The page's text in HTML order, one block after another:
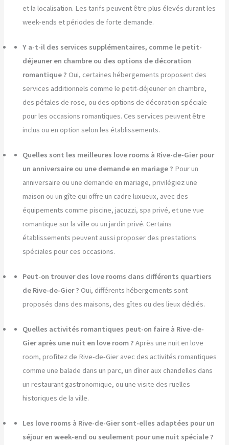
et la localisation. Les tarifs peuvent être plus élevés durant les
week-ends et périodes de forte demande.
Y a-t-il des services supplémentaires, comme le petit-
déjeuner en chambre ou des options de décoration
romantique ? Oui, certaines hébergements proposent des
services additionnels comme le petit-déjeuner en chambre,
des pétales de rose, ou des options de décoration spéciale
pour les occasions romantiques. Ces services peuvent être
inclus ou en option selon les établissements.
Quelles sont les meilleures love rooms à Rive-de-Gier pour
un anniversaire ou une demande en mariage ? Pour un
anniversaire ou une demande en mariage, privilégiez une
maison ou un gîte qui offre un cadre luxueux, avec des
équipements comme piscine, jacuzzi, spa privé, et une vue
romantique sur la ville ou un jardin privé. Certains
établissements peuvent aussi proposer des prestations
spéciales pour ces occasions.
Peut-on trouver des love rooms dans différents quartiers
de Rive-de-Gier ? Oui, différents hébergements sont
proposés dans des maisons, des gîtes ou des lieux dédiés.
Quelles activités romantiques peut-on faire à Rive-de-
Gier après une nuit en love room ? Après une nuit en love
room, profitez de Rive-de-Gier avec des activités romantiques
comme une balade dans un parc, un dîner aux chandelles dans
un restaurant gastronomique, ou une visite des ruelles
historiques de la ville.
Les love rooms à Rive-de-Gier sont-elles adaptées pour un
séjour en week-end ou seulement pour une nuit spéciale ?